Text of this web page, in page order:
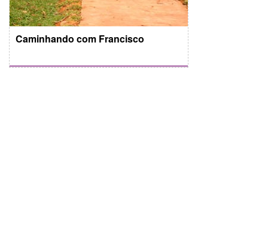
Caminhando com Francisco